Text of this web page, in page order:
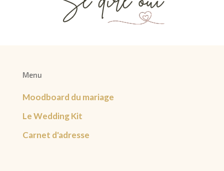
Menu
Moodboard du mariage
Le Wedding Kit
Carnet d'adresse